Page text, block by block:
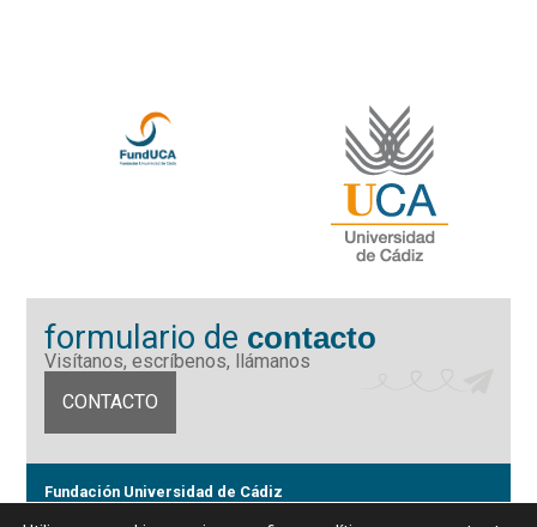
formulario de contacto
Visítanos, escríbenos, llámanos
CONTACTO
Fundación Universidad de Cádiz